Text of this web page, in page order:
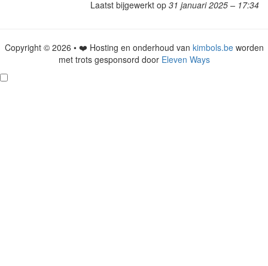
Laatst bijgewerkt op 31 januari 2025 – 17:34
Copyright © 2026 • ❤️ Hosting en onderhoud van kimbols.beworden
met trots gesponsord door Eleven Ways